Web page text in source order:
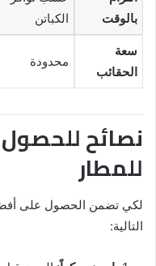
بالوقت
الكباتن
سعة
الحقائب
محدودة
نصائح
للمطار
لكي تضمن الحصول على أفضل
التالية: